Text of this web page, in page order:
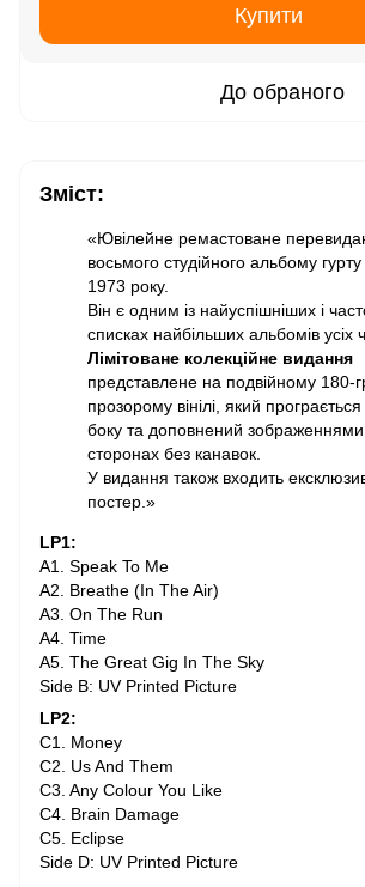
Купити
До обраного
Зміст:
«Ювілейне ремастоване
восьмого студійного альбому
1973 року.
Він є одним із найуспішніших і
списках найбільших альбомів усіх
Лімітоване колекційне видання
представлене на подвійному 180-
прозорому вінілі, який
боку та доповнений
сторонах без канавок.
У видання також входить
постер.»
LP1:
A1. Speak To Me
A2. Breathe (In The Air)
A3. On The Run
A4. Time
A5. The Great Gig In The Sky
Side B: UV Printed Picture
LP2:
C1. Money
C2. Us And Them
C3. Any Colour You Like
C4. Brain Damage
C5. Eclipse
Side D: UV Printed Picture